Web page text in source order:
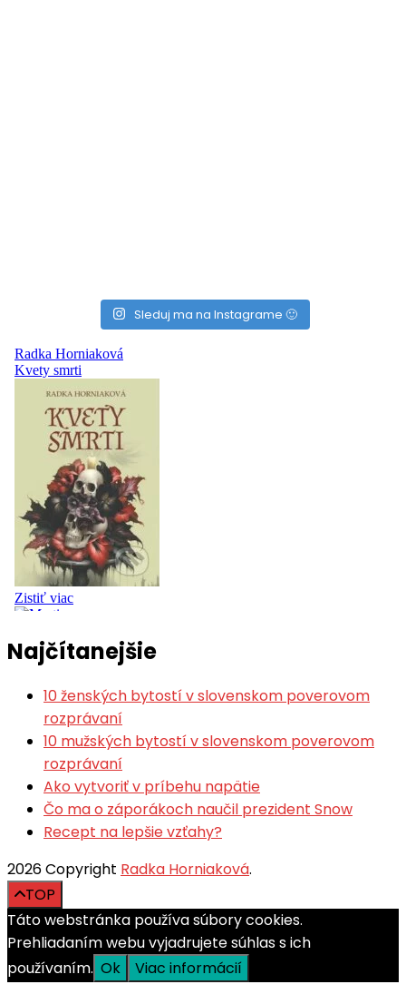
Sleduj ma na Instagrame 🙂
Najčítanejšie
10 ženských bytostí v slovenskom poverovom
rozprávaní
10 mužských bytostí v slovenskom poverovom
rozprávaní
Ako vytvoriť v príbehu napätie
Čo ma o záporákoch naučil prezident Snow
Recept na lepšie vzťahy?
2026 Copyright Radka Horniaková.
TOP
Táto webstránka používa súbory cookies.
Prehliadaním webu vyjadrujete súhlas s ich
používaním. Ok Viac informácií